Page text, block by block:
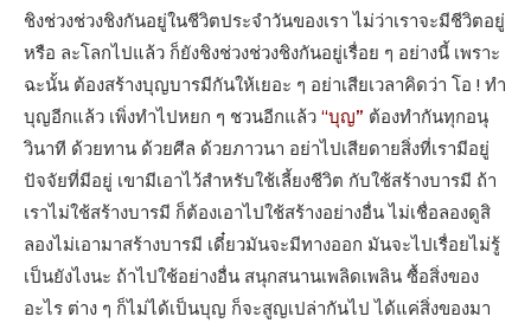
ชิงช่วงช่วงชิงกันอยู่ในชีวิตประจําวันของเรา ไม่ว่าเราจะมีชีวิตอยู่
หรือ ละโลกไปแล้ว ก็ยังชิงช่วงช่วงชิงกันอยู่เรื่อย ๆ อย่างนี้ เพราะ
ฉะนั้น ต้องสร้างบุญบารมีกันให้เยอะ ๆ อย่าเสียเวลาคิดว่า โอ ! ทํา
บุญอีกแล้ว เพิ่งทําไปหยก ๆ ชวนอีกแล้ว “บุญ” ต้องทํากันทุกอนุ
วินาที ด้วยทาน ด้วยศีล ด้วยภาวนา อย่าไปเสียดายสิ่งที่เรามีอยู่
ปัจจัยที่มีอยู่ เขามีเอาไว้สําหรับใช้เลี้ยงชีวิต กับใช้สร้างบารมี ถ้า
เราไม่ใช้สร้างบารมี ก็ต้องเอาไปใช้สร้างอย่างอื่น ไม่เชื่อลองดูสิ
ลองไม่เอามาสร้างบารมี เดี๋ยวมันจะมีทางออก มันจะไปเรื่อยไม่รู้
เป็นยังไงนะ ถ้าไปใช้อย่างอื่น สนุกสนานเพลิดเพลิน ซื้อสิ่งของ
อะไร ต่าง ๆ ก็ไม่ได้เป็นบุญ ก็จะสูญเปล่ากันไป ได้แค่สิ่งของมา